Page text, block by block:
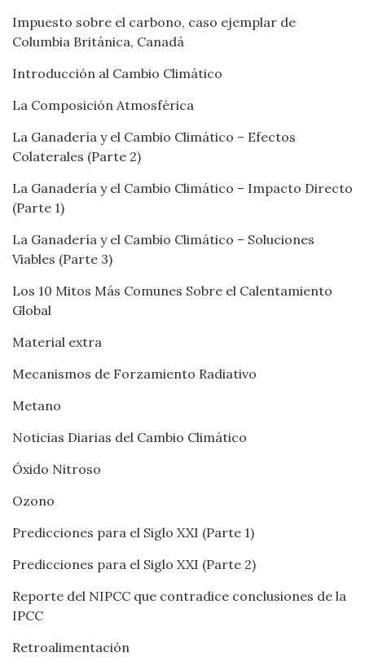
Impuesto sobre el carbono, caso ejemplar de
Columbia Británica, Canadá
Introducción al Cambio Climático
La Composición Atmosférica
La Ganadería y el Cambio Climático – Efectos
Colaterales (Parte 2)
La Ganadería y el Cambio Climático – Impacto Directo
(Parte 1)
La Ganadería y el Cambio Climático – Soluciones
Viables (Parte 3)
Los 10 Mitos Más Comunes Sobre el Calentamiento
Global
Material extra
Mecanismos de Forzamiento Radiativo
Metano
Noticias Diarias del Cambio Climático
Óxido Nitroso
Ozono
Predicciones para el Siglo XXI (Parte 1)
Predicciones para el Siglo XXI (Parte 2)
Reporte del NIPCC que contradice conclusiones de la
IPCC
Retroalimentación